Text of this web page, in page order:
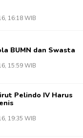
16:18 WIB
BUMN dan Swasta
15:59 WIB
Pelindo IV Harus
19:35 WIB